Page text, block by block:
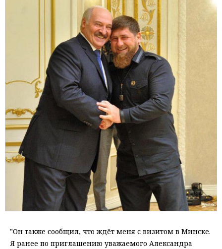
"Он также сообщил, что ждёт меня с визитом в Минске.
Я ранее по приглашению уважаемого Александра